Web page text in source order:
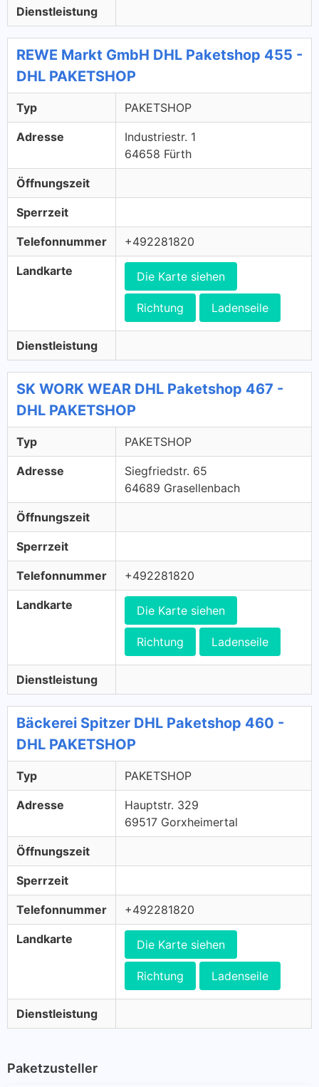
Dienstleistung
REWE Markt GmbH DHL Paketshop 455 -
DHL PAKETSHOP
Typ PAKETSHOP
Adresse
Industriestr. 1
64658 Fürth
Öffnungszeit
Sperrzeit
Telefonnummer +492281820
Landkarte Die Karte siehen
Richtung Ladenseile
Dienstleistung
SK WORK WEAR DHL Paketshop 467 -
DHL PAKETSHOP
Typ PAKETSHOP
Adresse
Siegfriedstr. 65
64689 Grasellenbach
Öffnungszeit
Sperrzeit
Telefonnummer +492281820
Landkarte Die Karte siehen
Richtung Ladenseile
Dienstleistung
Bäckerei Spitzer DHL Paketshop 460 -
DHL PAKETSHOP
Typ PAKETSHOP
Adresse
Hauptstr. 329
69517 Gorxheimertal
Öffnungszeit
Sperrzeit
Telefonnummer +492281820
Landkarte Die Karte siehen
Richtung Ladenseile
Dienstleistung
Paketzusteller